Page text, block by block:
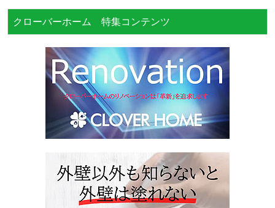
クローバーホーム 特集コンテンツ